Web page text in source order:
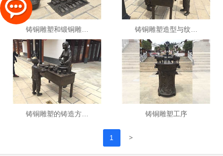
铸铜雕塑和锻铜雕… 铸铜雕塑造型与纹…
铸铜雕塑的铸造方… 铸铜雕塑工序
1 >